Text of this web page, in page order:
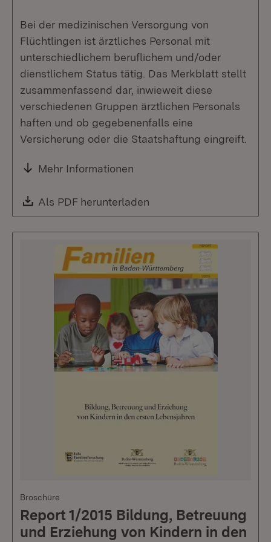
Bei der medizinischen Versorgung von
Flüchtlingen ist ärztliches Personal mit
unterschiedlichem beruflichem und/oder
dienstlichem Status tätig. Das Merkblatt stellt
zusammenfassend dar, inwieweit diese
verschiedenen Gruppen ärztlichen Personals
haften und ob gegebenenfalls eine
Versicherung oder die Staatshaftung eingreift.
Mehr Informationen
Download:
Als PDF herunterladen
Broschüre
Report 1/2015 Bildung, Betreuung
und Erziehung von Kindern in den